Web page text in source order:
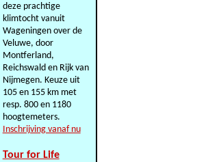
deze prachtige
klimtocht vanuit
Wageningen over de
Veluwe, door
Montferland,
Reichswald en Rijk van
Nijmegen. Keuze uit
105 en 155 km met
resp. 800 en 1180
hoogtemeters.
Inschrijving vanaf nu
Tour for Life